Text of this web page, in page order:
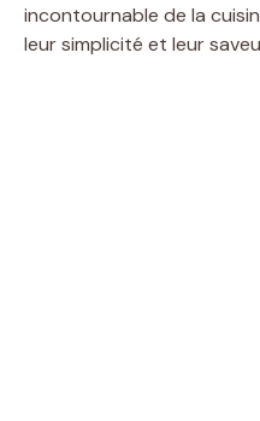
incontournable de la
leur simplicité et leur